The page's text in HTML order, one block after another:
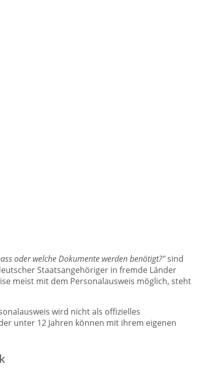
oder welche Dokumente werden benötigt?"sind
Staatsangehöriger in fremde Länder
meist mit dem Personalausweis möglich, steht
wird nicht als offizielles
unter 12 Jahren können mit ihrem eigenen